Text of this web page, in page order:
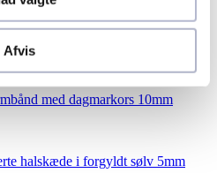
Afvis
med dagmarkors 10mm forgyldt
halskæde i forgyldt sølv 5mm